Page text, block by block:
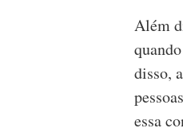
Além
disso,
essa